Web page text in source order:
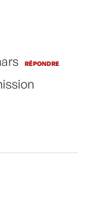
RÉPONDRE